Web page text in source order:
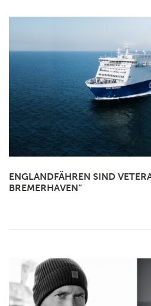
ENGLANDFÄHREN SIND
BREMERHAVEN“